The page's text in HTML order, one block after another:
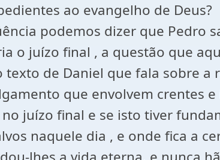
ao evangelho de Deus?
podemos dizer que
o juízo final , a questão que
de Daniel que fala sobre
que envolvem crentes
juízo final e se isto tiver
naquele dia , e onde fica a